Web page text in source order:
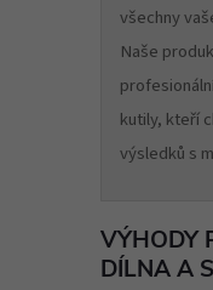
všechny
Naše
kutily, kteří
výsledků s
VÝHODY
DÍLNA A